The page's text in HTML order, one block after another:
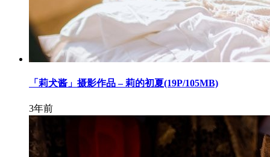
「莉犬酱」摄影作品 – 莉的初夏(19P/105MB)
3年前